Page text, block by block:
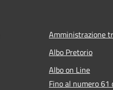
Amministrazione
Albo Pretorio
Albo on Line
Fino al numero